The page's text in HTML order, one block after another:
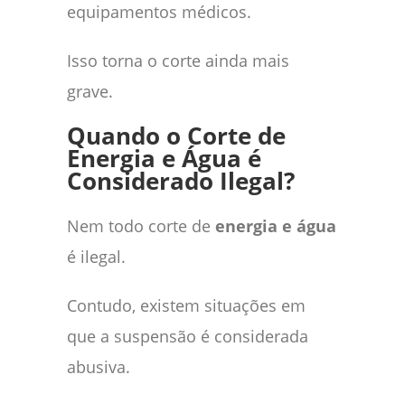
equipamentos médicos.
Isso torna o corte ainda mais
grave.
Quando o Corte de
Energia e Água é
Considerado Ilegal?
Nem todo corte de energia e água
é ilegal.
Contudo, existem situações em
que a suspensão é considerada
abusiva.